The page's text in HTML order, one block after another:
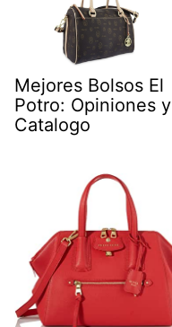
Mejores Bolsos El
Potro: Opiniones y
Catalogo